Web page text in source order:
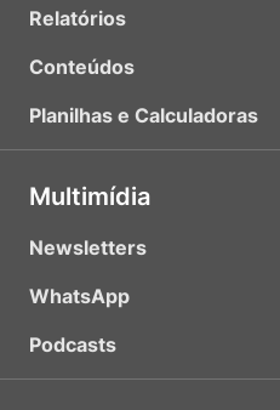
Relatórios
Conteúdos
Planilhas e Calculadoras
Multimídia
Newsletters
WhatsApp
Podcasts